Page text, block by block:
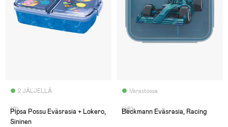
2 JÄLJELLÄ
(0)
Pipsa Possu Eväsrasia + Lokero,
Sininen
Varastossa
(46)
Beckmann Eväsrasia, Racing